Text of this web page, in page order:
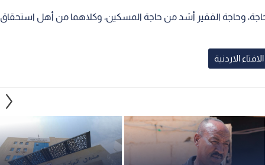
وحاجة الفقير أشد من حاجة المسكين، وكلاهما من أهل استحقاق
الافتاء الاردنية